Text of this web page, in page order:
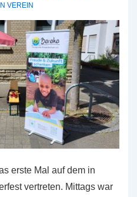
VEREIN
erste Mal auf dem in
vertreten. Mittags war